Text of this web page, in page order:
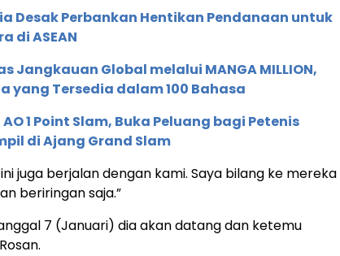
Desak Perbankan Hentikan Pendanaan untuk
di ASEAN
Jangkauan Global melalui MANGA MILLION,
yang Tersedia dalam 100 Bahasa
1 Point Slam, Buka Peluang bagi Petenis
di Ajang Grand Slam
juga berjalan dengan kami. Saya bilang ke mereka
beriringan saja.”
7 (Januari) dia akan datang dan ketemu